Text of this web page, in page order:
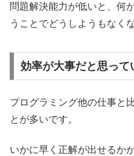
問題解決能力が低いと、何
うことでどうしようもなく
効率が大事だと思って
プログラミング他の仕事と
とが多いです。
いかに早く正解が出せるか